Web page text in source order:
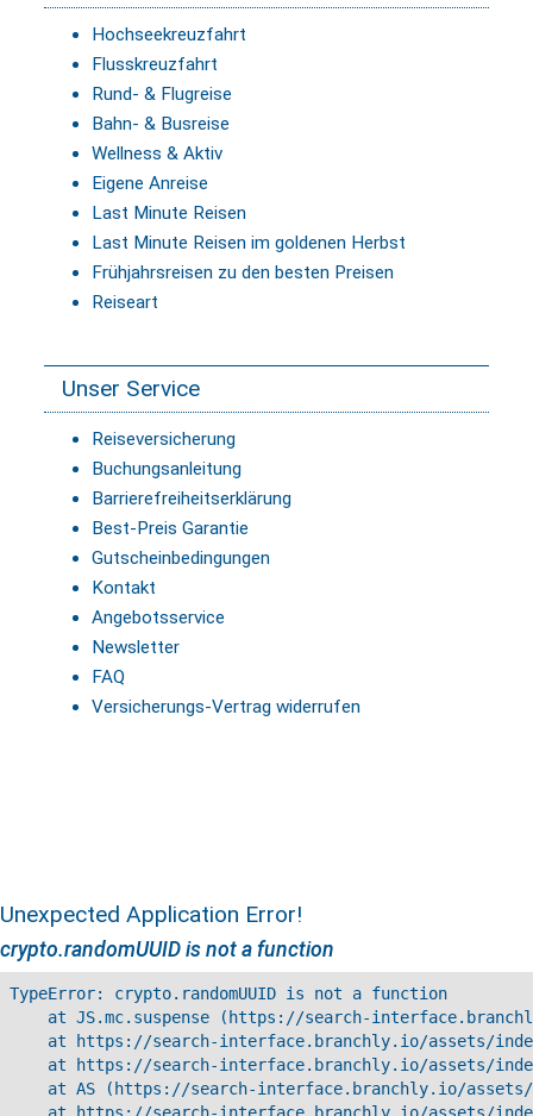
Hochseekreuzfahrt
Flusskreuzfahrt
Rund- & Flugreise
Bahn- & Busreise
Wellness & Aktiv
Eigene Anreise
Last Minute Reisen
Last Minute Reisen im goldenen Herbst
Frühjahrsreisen zu den besten Preisen
Reiseart
Unser Service
Reiseversicherung
Buchungsanleitung
Barrierefreiheitserklärung
Best-Preis Garantie
Gutscheinbedingungen
Kontakt
Angebotsservice
Newsletter
FAQ
Versicherungs-Vertrag widerrufen
Unexpected Application Error!
crypto.randomUUID is not a function
TypeError: crypto.randomUUID is not a function
at JS.mc.suspense (https://search-
at https://search-interface.branchly.io/assets/
at https://search-interface.branchly.io/assets/
at AS (https://search-interface.branchly.io/